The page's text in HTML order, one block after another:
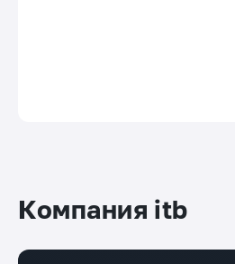
Компания itb